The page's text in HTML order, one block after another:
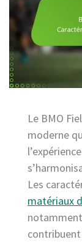
Le BMO
moderne
Les
matériaux